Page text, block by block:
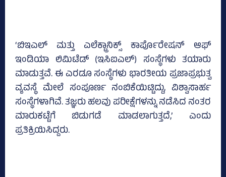
‘ಬಿಇಎಲ್‌ ಮತ್ತು ಎಲೆಕ್ಟ್ರಾನಿಕ್ಸ್‌ ಕಾರ್ಪೊರೇಷನ್‌ ಆಫ್‌
ಇಂಡಿಯಾ ಲಿಮಿಟೆಡ್‌ (ಇಸಿಐಎಲ್‌) ಸಂಸ್ಥೆಗಳು ತಯಾರು
ಮಾಡುತ್ತವೆ. ಈ ಎರಡೂ ಸಂಸ್ಥೆಗಳು ಭಾರತೀಯ ಪ್ರಜಾಪ್ರಭುತ್ವ
ವ್ಯವಸ್ಥೆ ಮೇಲೆ ಸಂಪೂರ್ಣ ನಂಬಿಕೆಯಿಟ್ಟಿದ್ದು, ವಿಶ್ವಾಸಾರ್ಹ
ಸಂಸ್ಥೆಗಳಾಗಿವೆ. ತಜ್ಞರು ಹಲವು ಪರೀಕ್ಷೆಗಳನ್ನು ನಡೆಸಿದ ನಂತರ
ಮಾರುಕಟ್ಟೆಗೆ ಬಿಡುಗಡೆ ಮಾಡಲಾಗುತ್ತದೆ,’ ಎಂದು
ಪ್ರತಿಕ್ರಿಯಿಸಿದ್ದರು.